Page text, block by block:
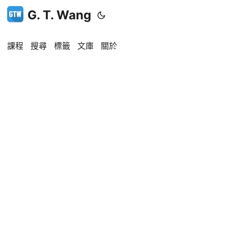
G. T. Wang
課程 搜尋 標籤 文庫 關於